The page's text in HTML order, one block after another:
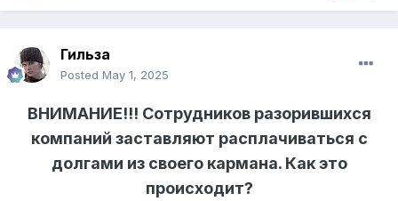
Гильза
Posted May 1, 2025
ВНИМАНИЕ!!! Сотрудников разорившихся
компаний заставляют расплачиваться с
долгами из своего кармана. Как это
происходит?